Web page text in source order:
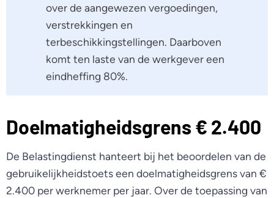
over de aangewezen vergoedingen,
verstrekkingen en
terbeschikkingstellingen. Daarboven
komt ten laste van de werkgever een
eindheffing 80%.
Doelmatigheidsgrens € 2.400
De Belastingdienst hanteert bij het beoordelen van de
gebruikelijkheidstoets een doelmatigheidsgrens van €
2.400 per werknemer per jaar. Over de toepassing van